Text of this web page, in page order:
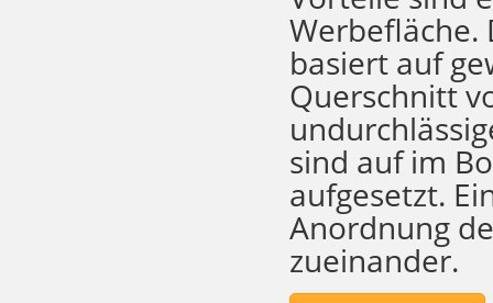
Werbefläche.
basiert auf
Querschnitt
sind auf im
aufgesetzt.
Anordnung
zueinander.